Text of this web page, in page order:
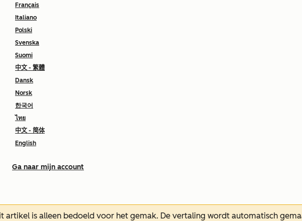
Français
Italiano
Polski
Svenska
Suomi
中文 - 繁體
Dansk
Norsk
한국어
ไทย
中文 - 简体
English
Ga naar mijn account
artikel is alleen bedoeld voor het gemak. De vertaling wordt automatisch